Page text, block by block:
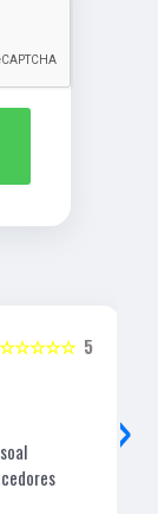
5
☆☆☆☆☆
›